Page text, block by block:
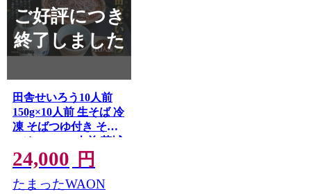
ご好評につき
終了しました
田舎せいろう10人前
150g×10人前 生そば 冷
凍 そばつゆ付き そば
つゆ 54cc×10人前 茨城
県 守谷市産 蕎麦 セッ
ト
24,000 円
たまったWAON